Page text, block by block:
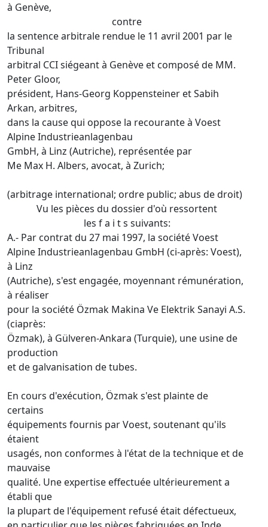
à Genève,
contre
la sentence arbitrale rendue le 11 avril 2001 par le
Tribunal
arbitral CCI siégeant à Genève et composé de MM.
Peter Gloor,
président, Hans-Georg Koppensteiner et Sabih
Arkan, arbitres,
dans la cause qui oppose la recourante à Voest
Alpine Industrieanlagenbau
GmbH, à Linz (Autriche), représentée par
Me Max H. Albers, avocat, à Zurich;
(arbitrage international; ordre public; abus de droit)
Vu les pièces du dossier d'où ressortent
les f a i t s suivants:
A.- Par contrat du 27 mai 1997, la société Voest
Alpine Industrieanlagenbau GmbH (ci-après: Voest),
à Linz
(Autriche), s'est engagée, moyennant rémunération,
à réaliser
pour la société Özmak Makina Ve Elektrik Sanayi A.S.
(ciaprès:
Özmak), à Gülveren-Ankara (Turquie), une usine de
production
et de galvanisation de tubes.
En cours d'exécution, Özmak s'est plainte de
certains
équipements fournis par Voest, soutenant qu'ils
étaient
usagés, non conformes à l'état de la technique et de
mauvaise
qualité. Une expertise effectuée ultérieurement a
établi que
la plupart de l'équipement refusé était défectueux,